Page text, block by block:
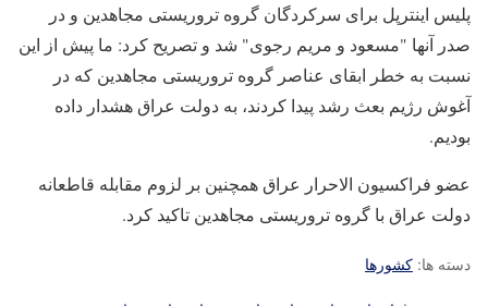
پلیس اینترپل برای سرکردگان گروه تروریستی مجاهدین و در
صدر آنها "مسعود و مریم رجوی" شد و تصریح کرد: ما پیش از این
نسبت به خطر ابقای عناصر گروه تروریستی مجاهدین که در
آغوش رژیم بعث رشد پیدا کردند، به دولت عراق هشدار داده
بودیم.
عضو فراکسیون الاحرار عراق همچنین بر لزوم مقابله قاطعانه
دولت عراق با گروه تروریستی مجاهدین تاکید کرد.
دسته ها: کشورها